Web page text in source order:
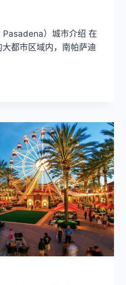
）城市介绍 在
都市区域内，南帕萨迪